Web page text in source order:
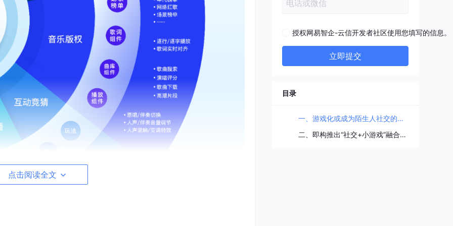
点击阅读全文
授权网易智企-云信开发者社区使用您填写的信息。
立即提交
目录
一、游戏化或成为陌生人社交的最大机会
二、即构推出“社交+小游戏”融合方案